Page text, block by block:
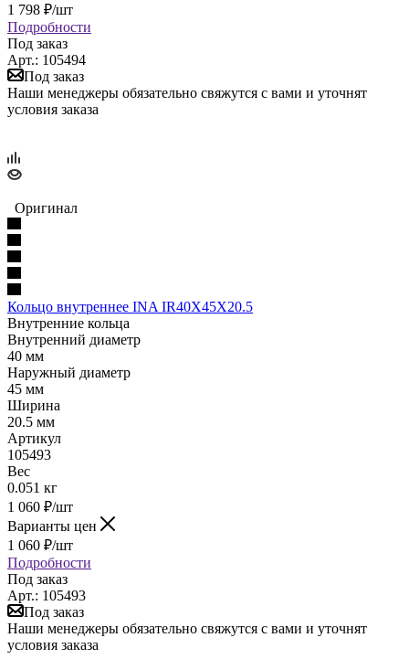
1 798 ₽/шт
Подробности
Под заказ
Арт.: 105494
Под заказ
Наши менеджеры обязательно свяжутся с вами и уточнят
условия заказа
Оригинал
Кольцо внутреннее INA IR40X45X20.5
Внутренние кольца
Внутренний диаметр
40 мм
Наружный диаметр
45 мм
Ширина
20.5 мм
Артикул
105493
Вес
0.051 кг
1 060 ₽/шт
Варианты цен
1 060 ₽/шт
Подробности
Под заказ
Арт.: 105493
Под заказ
Наши менеджеры обязательно свяжутся с вами и уточнят
условия заказа